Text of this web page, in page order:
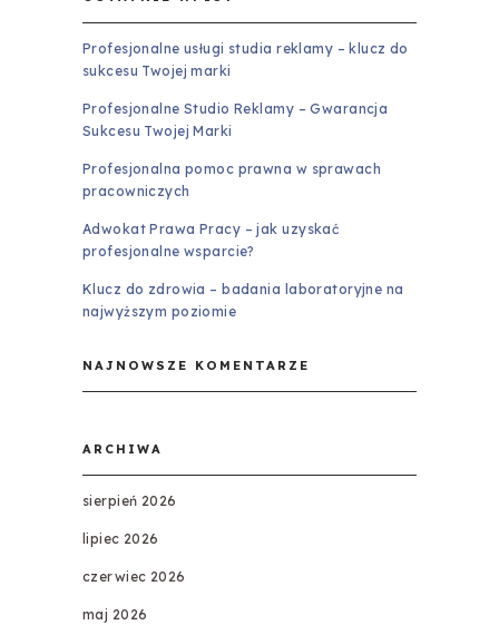
Profesjonalne usługi studia reklamy – klucz do
sukcesu Twojej marki
Profesjonalne Studio Reklamy – Gwarancja
Sukcesu Twojej Marki
Profesjonalna pomoc prawna w sprawach
pracowniczych
Adwokat Prawa Pracy – jak uzyskać
profesjonalne wsparcie?
Klucz do zdrowia – badania laboratoryjne na
najwyższym poziomie
NAJNOWSZE KOMENTARZE
ARCHIWA
sierpień 2026
lipiec 2026
czerwiec 2026
maj 2026